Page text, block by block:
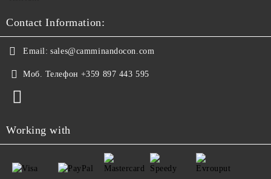
Contact Information:
Email: sales@camminandocon.com
Моб. Телефон +359 897 443 595
Working with